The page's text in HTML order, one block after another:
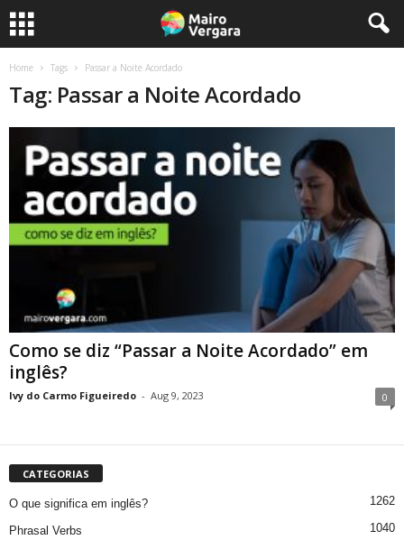
Home Tags Passar a Noite Acordado
Tag: Passar a Noite Acordado
Como se diz “Passar a Noite Acordado” em
inglês?
Ivy do Carmo Figueiredo - Aug 9, 2023 0
CATEGORIAS
O que significa em inglês? 1262
Phrasal Verbs 1040